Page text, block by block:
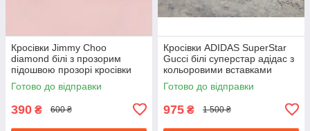
Кросівки Jimmy Choo
diamond білі з прозорим
підошвою прозорі кросівки
джиммі Чу |
Готово до відправки
390 ₴ 600 ₴
Кросівки ADIDAS SuperStar
Gucci білі суперстар адідас з
кольоровими вставками
унісекс
Готово до відправки
975 ₴ 1 500 ₴